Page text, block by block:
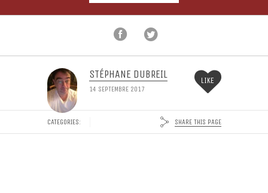
STÉPHANE DUBREIL
14 SEPTEMBRE 2017
LIKE
CATEGORIES: SHARE THIS PAGE